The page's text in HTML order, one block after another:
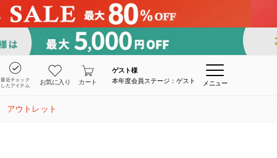
最近チェック
したアイテム
お気に入り カート
ゲスト様
本年度会員ステージ：ゲスト
メニュー
アウトレット